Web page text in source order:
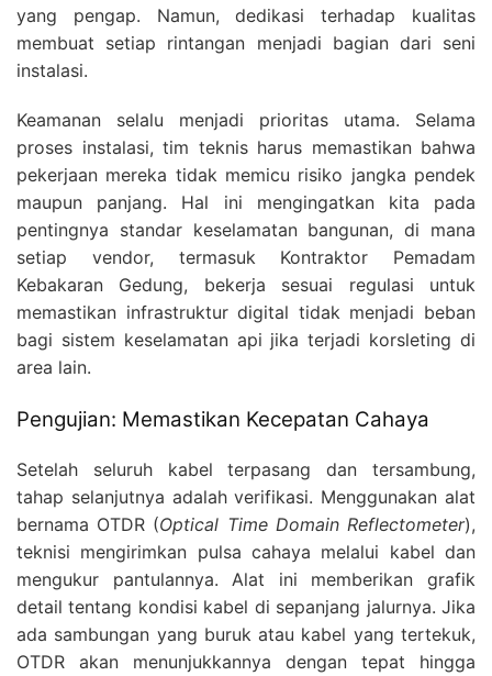
yang pengap. Namun, dedikasi terhadap kualitas
membuat setiap rintangan menjadi bagian dari seni
instalasi.
Keamanan selalu menjadi prioritas utama. Selama
proses instalasi, tim teknis harus memastikan bahwa
pekerjaan mereka tidak memicu risiko jangka pendek
maupun panjang. Hal ini mengingatkan kita pada
pentingnya standar keselamatan bangunan, di mana
setiap vendor, termasuk Kontraktor Pemadam
Kebakaran Gedung, bekerja sesuai regulasi untuk
memastikan infrastruktur digital tidak menjadi beban
bagi sistem keselamatan api jika terjadi korsleting di
area lain.
Pengujian: Memastikan Kecepatan Cahaya
Setelah seluruh kabel terpasang dan tersambung,
tahap selanjutnya adalah verifikasi. Menggunakan alat
bernama OTDR (Optical Time Domain Reflectometer),
teknisi mengirimkan pulsa cahaya melalui kabel dan
mengukur pantulannya. Alat ini memberikan grafik
detail tentang kondisi kabel di sepanjang jalurnya. Jika
ada sambungan yang buruk atau kabel yang tertekuk,
OTDR akan menunjukkannya dengan tepat hingga